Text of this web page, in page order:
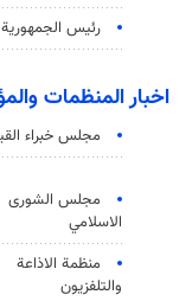
رئيس الجمهورية
اخبار المنظمات
مجلس خبراء
مجلس الشورى
الاسلامي
منظمة الاذاعة
والتلفزیون